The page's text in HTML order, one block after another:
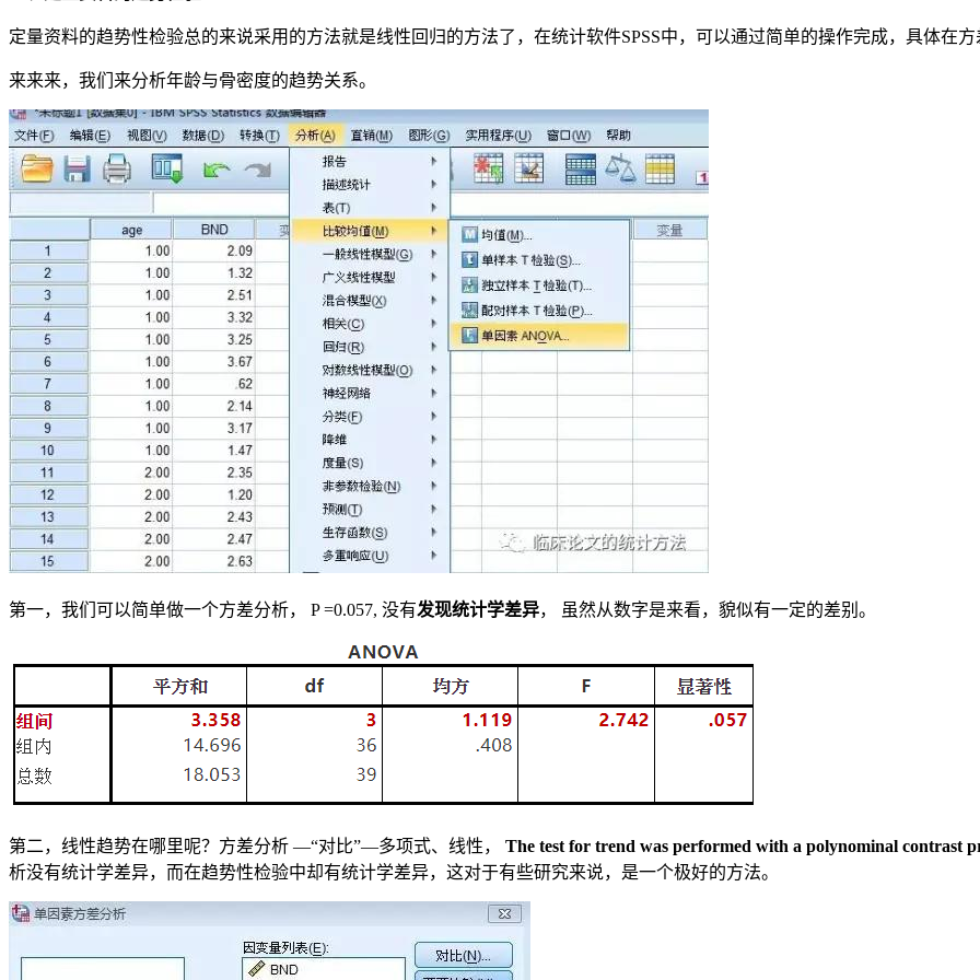
定量资料的趋势性检验总的来说采用的方法就是线性回归的方法了，在统计软件SPSS中，可以通过简单的操作完成，具体在方
来来来，我们来分析年龄与骨密度的趋势关系。
第一，我们可以简单做一个方差分析， P =0.057, 没有发现统计学差异， 虽然从数字是来看，貌似有一定的差别。
第二，线性趋势在哪里呢？方差分析 —“对比”—多项式、线性， The test for trend was performed with a polynominal contrast
析没有统计学差异，而在趋势性检验中却有统计学差异，这对于有些研究来说，是一个极好的方法。